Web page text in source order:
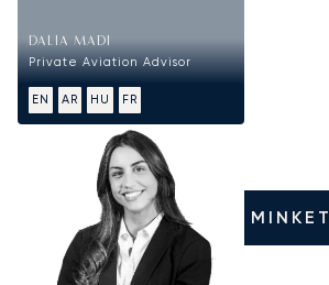
DALIA MADI
Private Aviation Advisor
EN AR HU FR
HÍVJON MINKET